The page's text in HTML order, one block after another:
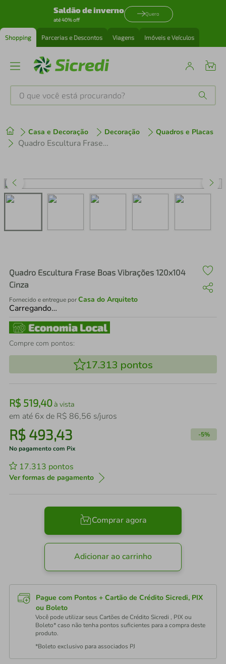
Saldão de inverno
até 40% off
Quero
Shopping Parcerias e Descontos Viagens Imóveis e Veículos
O que você está procurando?
Casa e Decoração Decoração Quadros e Placas
Quadro Escultura Frase Boas Vibrações 120x104 Cinza
Quadro Escultura Frase Boas Vibrações 120x104
Cinza
Fornecido e entregue porCasa do Arquiteto
Carregando…
Compre com pontos:
17.313 pontos
R$ 519,40à vista
em até 6x de R$ 86,56 s/juros
R$ 493,43 -5%
No pagamento com Pix
17.313 pontos
Ver formas de pagamento
Comprar agora
Adicionar ao carrinho
Pague com Pontos + Cartão de Crédito Sicredi, PIX
ou Boleto
Você pode utilizar seus Cartões de Crédito Sicredi , PIX ou
Boleto* caso não tenha pontos suficientes para a compra deste
produto.
*Boleto exclusivo para associados PJ
1º tenis
perfume